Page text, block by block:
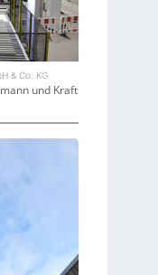
& Co. KG
und Kraft